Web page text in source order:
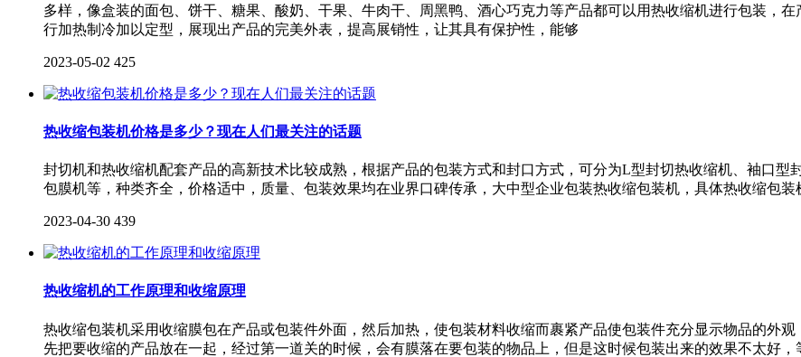
多样，像盒装的面包、饼干、糖果、酸奶、干果、牛肉干、周黑鸭、酒心巧克力等产品都可以用热收缩机进行包装，
行加热制冷加以定型，展现出产品的完美外表，提高展销性，让其具有保护性，能够
2023-05-02 425
热收缩包装机价格是多少？现在人们最关注的话题
封切机和热收缩机配套产品的高新技术比较成熟，根据产品的包装方式和封口方式，可分为L型封切热收缩机、袖口型
包膜机等，种类齐全，价格适中，质量、包装效果均在业界口碑传承，大中型企业包装热收缩包装机，具体热收缩包装
2023-04-30 439
热收缩机的工作原理和收缩原理
热收缩包装机采用收缩膜包在产品或包装件外面，然后加热，使包装材料收缩而裹紧产品使包装件充分显示物品的外
先把要收缩的产品放在一起，经过第一道关的时候，会有膜落在要包装的物品上，但是这时候包装出来的效果不太好